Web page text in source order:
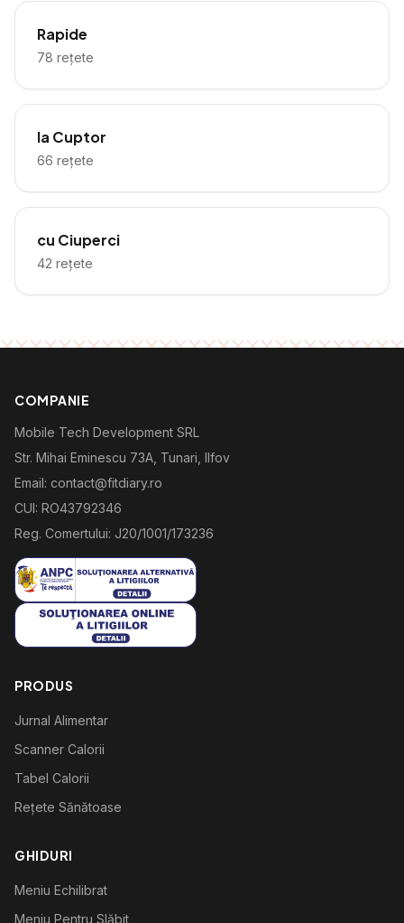
Rapide
78 rețete
la Cuptor
66 rețete
cu Ciuperci
42 rețete
COMPANIE
Mobile Tech Development SRL
Str. Mihai Eminescu 73A, Tunari, Ilfov
Email: contact@fitdiary.ro
CUI: RO43792346
Reg. Comertului: J20/1001/173236
PRODUS
Jurnal Alimentar
Scanner Calorii
Tabel Calorii
Rețete Sănătoase
GHIDURI
Meniu Echilibrat
Meniu Pentru Slăbit